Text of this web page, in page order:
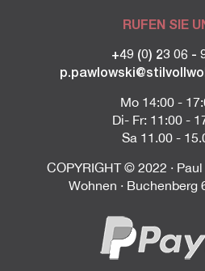
RUFEN SIE
+49 (0) 23 06 -
Mo 14:00 -
Di- Fr: 11:00 -
Sa 11.00 -
COPYRIGHT © 2022 ·
Wohnen · Buchenberg